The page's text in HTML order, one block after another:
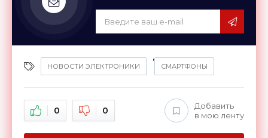
НОВОСТИ ЭЛЕКТРОНИКИ
,
СМАРТФОНЫ
0 0
Добавить
в мою ленту